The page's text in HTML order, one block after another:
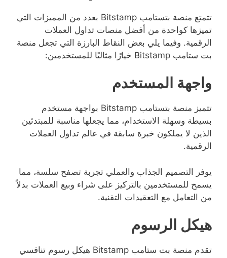
تتمتع منصة بتستامب Bitstamp بعدد من المميزات التي
تميزها كواحدة من أفضل منصات تداول العملات
الرقمية. وفيما يلي بعض النقاط البارزة التي تجعل منصة
بت ستامب Bitstamp خيارًا مثاليًا للمستخدمين:
واجهة المستخدم
تتميز منصة بتستامب Bitstamp بواجهة مستخدم
بسيطة وسهلة الاستخدام، مما يجعلها مناسبة للمبتدئين
الذين لا يملكون خبرة سابقة في عالم تداول العملات
الرقمية.
يوفر التصميم الجذاب والعملي تجربة تصفح سلسة، مما
يسمح للمستخدمين بالتركيز على شراء وبيع العملات بدلاً
من التعامل مع التعقيدات التقنية.
هيكل الرسوم
تقدم منصة بت ستامب Bitstamp هيكل رسوم تنافسي